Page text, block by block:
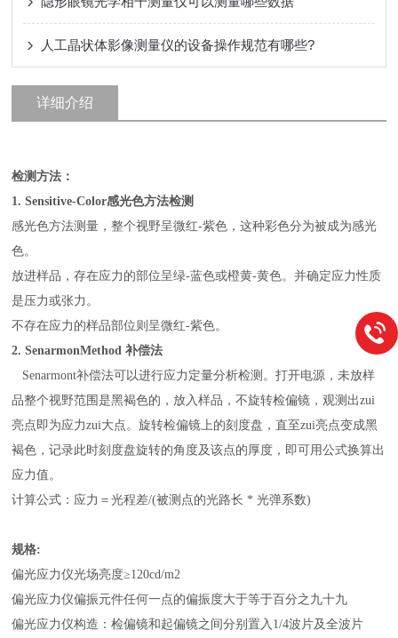
人工晶状体影像测量仪的设备操作规范有哪些?
详细介绍
检测方法：
1. Sensitive-Color感光色方法检测
感光色方法测量，整个视野呈微红-紫色，这种彩色分为被成为感光
色。
放进样品，存在应力的部位呈绿-蓝色或橙黄-黄色。并确定应力性质
是压力或张力。
不存在应力的样品部位则呈微红-紫色。
2. SenarmonMethod补偿法
Senarmont补偿法可以进行应力定量分析检测。打开电源，未放样
品整个视野范围是黑褐色的，放入样品，不旋转检偏镜，观测出zui
亮点即为应力zui大点。旋转检偏镜上的刻度盘，直至zui亮点变成黑
褐色，记录此时刻度盘旋转的角度及该点的厚度，即可用公式换算出
应力值。
计算公式：应力＝光程差/(被测点的光路长 * 光弹系数)
规格:
偏光应力仪光场亮度≥120cd/m2
偏光应力仪偏振元件任何一点的偏振度大于等于百分之九十九
偏光应力仪构造：检偏镜和起偏镜之间分别置入1/4波片及全波片